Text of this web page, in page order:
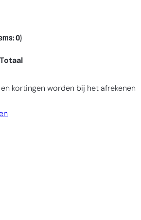
0)
Totaal
kortingen worden bij het afrekenen